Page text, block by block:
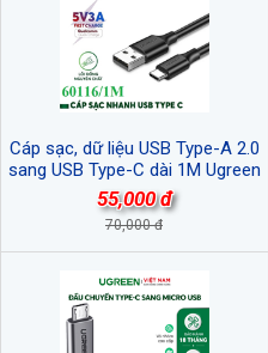
Cáp sạc, dữ liệu USB Type-A 2.0
sang USB Type-C dài 1M Ugreen
60116 cao cấp
55,000 đ
70,000 đ